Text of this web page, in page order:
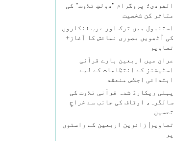
الفردی؛ پروگرام "دولتِ تلاوت" کی
متاثر کن شخصیت
استنبول میں ترک اور عرب فنکاروں
کی آٹھویں مصوری نمائش کا آغاز+
تصاویر
عراق میں اربعین بارے قرآنی
اسٹیشنز کے انتظامات کے لیے
ابتدائی اجلاس منعقد
پہلی ریکارڈ شدہ قرآنی تلاوت کی
سالگرہ، اوقاف کی جانب سے خراجِ
تحسین
تصاویر| زائرین اربعین کے راستوں
پر